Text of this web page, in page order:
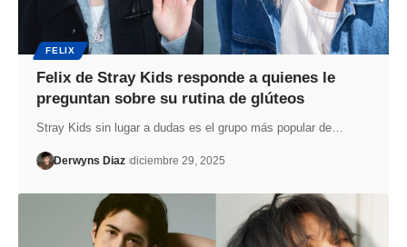
FELIX
Felix de Stray Kids responde a quienes le
preguntan sobre su rutina de glúteos
Stray Kids sin lugar a dudas es el grupo más popular de…
Derwyns Diaz diciembre 29, 2025